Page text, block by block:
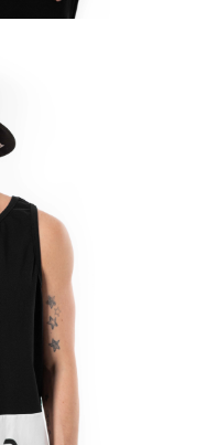
OVERSIZE
БЕЛЫЙ